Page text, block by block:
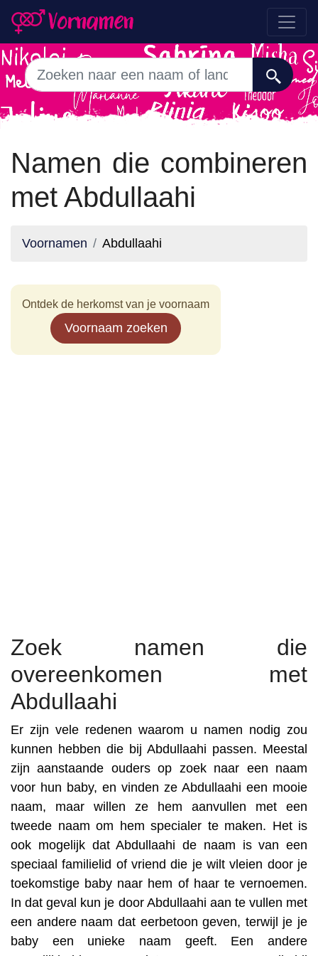
Namen die combineren
met Abdullaahi
Voornamen Abdullaahi
Ontdek de herkomst van je voornaam
Voornaam zoeken
Zoek namen die
overeenkomen met
Abdullaahi
Er zijn vele redenen waarom u namen nodig zou
kunnen hebben die bij Abdullaahi passen. Meestal
zijn aanstaande ouders op zoek naar een naam
voor hun baby, en vinden ze Abdullaahi een mooie
naam, maar willen ze hem aanvullen met een
tweede naam om hem specialer te maken. Het is
ook mogelijk dat Abdullaahi de naam is van een
speciaal familielid of vriend die je wilt vleien door je
toekomstige baby naar hem of haar te vernoemen.
In dat geval kun je door Abdullaahi aan te vullen met
een andere naam dat eerbetoon geven, terwijl je je
baby een unieke naam geeft. Een andere